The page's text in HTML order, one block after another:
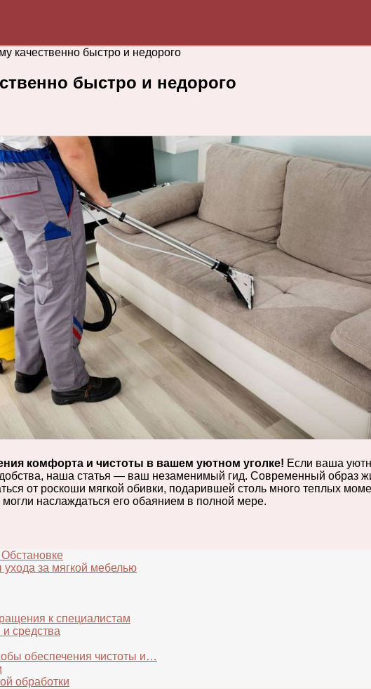
качественно быстро и недорого
быстро и недорого
комфорта и чистоты в вашем уютном уголке! Если ваша
наша статья — ваш незаменимый гид. Современный образ
от роскоши мягкой обивки, подарившей столь много теплых
наслаждаться его обаянием в полной мере.
за мягкой мебелью
к специалистам
средства
обеспечения чистоты и…
обработки